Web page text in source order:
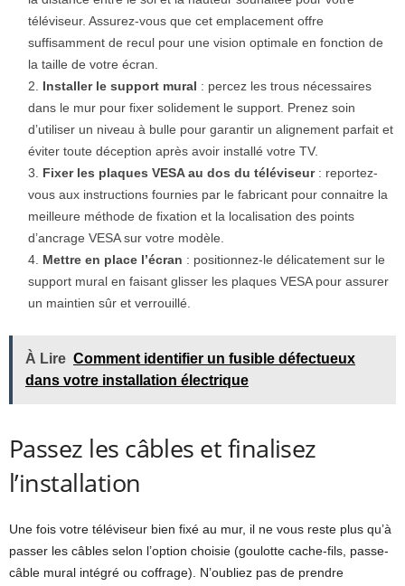
téléviseur. Assurez-vous que cet emplacement offre
suffisamment de recul pour une vision optimale en fonction de
la taille de votre écran.
Installer le support mural : percez les trous nécessaires
dans le mur pour fixer solidement le support. Prenez soin
d’utiliser un niveau à bulle pour garantir un alignement parfait et
éviter toute déception après avoir installé votre TV.
Fixer les plaques VESA au dos du téléviseur: reportez-
vous aux instructions fournies par le fabricant pour connaitre la
meilleure méthode de fixation et la localisation des points
d’ancrage VESA sur votre modèle.
Mettre en place l’écran : positionnez-le délicatement sur le
support mural en faisant glisser les plaques VESA pour assurer
un maintien sûr et verrouillé.
À Lire Comment identifier un fusible défectueux
dans votre installation électrique
Passez les câbles et finalisez
l’installation
Une fois votre téléviseur bien fixé au mur, il ne vous reste plus qu’à
passer les câbles selon l’option choisie (goulotte cache-fils, passe-
câble mural intégré ou coffrage). N’oubliez pas de prendre